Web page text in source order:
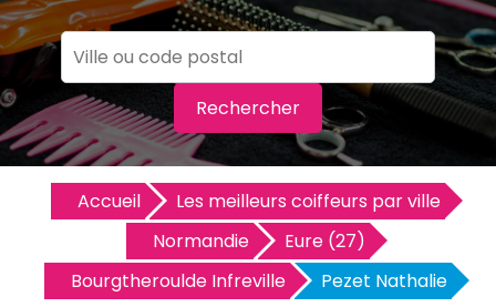
Rechercher
Accueil
Les meilleurs coiffeurs par ville
Normandie
Eure (27)
Bourgtheroulde Infreville
Pezet Nathalie